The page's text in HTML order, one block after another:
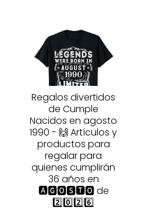
Regalos divertidos
de Cumple
Nacidos en agosto
1990 - 🙌 Artículos y
productos para
regalar para
quienes cumplirán
36 años en
🅰🅶🅾🆂🆃🅾 de
2️⃣0️⃣2️⃣6️⃣